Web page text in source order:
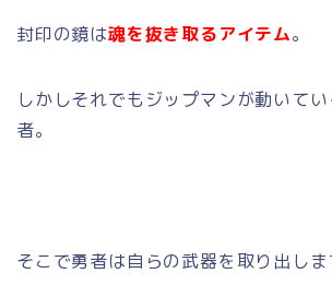
封印の鏡は魂を抜き取るアイテム。
しかしそれでもジップマンが動いて
者。
そこで勇者は自らの武器を取り出しま